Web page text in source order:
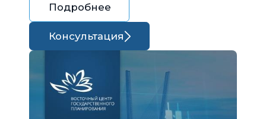
Подробнее
Консультация